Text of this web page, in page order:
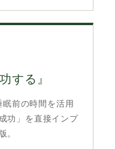
する』
前の時間を活用
功」を直接インプ
。